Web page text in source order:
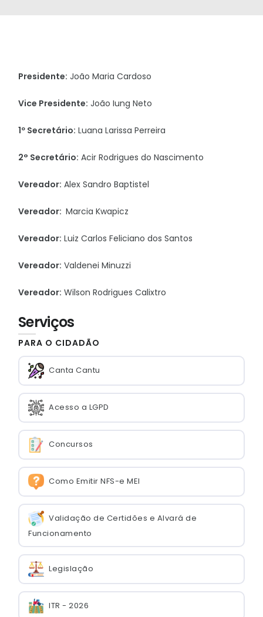
Presidente: João Maria Cardoso
Vice Presidente: João Iung Neto
1º Secretário: Luana Larissa Perreira
2° Secretário: Acir Rodrigues do Nascimento
Vereador: Alex Sandro Baptistel
Vereador: Marcia Kwapicz
Vereador: Luiz Carlos Feliciano dos Santos
Vereador: Valdenei Minuzzi
Vereador: Wilson Rodrigues Calixtro
Serviços
PARA O CIDADÃO
Canta Cantu
Acesso a LGPD
Concursos
Como Emitir NFS-e MEI
Validação de Certidões e Alvará de
Funcionamento
Legislação
ITR - 2026